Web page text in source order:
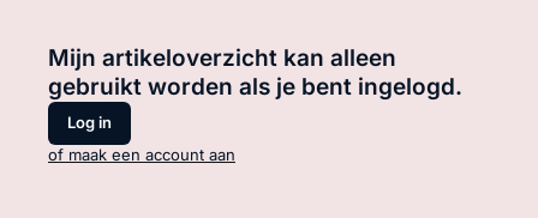
Mijn artikeloverzicht kan alleen
gebruikt worden als je bent ingelogd.
Log in
of maak een account aan